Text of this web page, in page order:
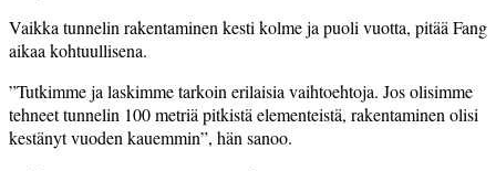
Vaikka tunnelin rakentaminen kesti kolme ja puoli vuotta, pitää Fang
aikaa kohtuullisena.
”Tutkimme ja laskimme tarkoin erilaisia vaihtoehtoja. Jos olisimme
tehneet tunnelin 100 metriä pitkistä elementeistä, rakentaminen olisi
kestänyt vuoden kauemmin”, hän sanoo.